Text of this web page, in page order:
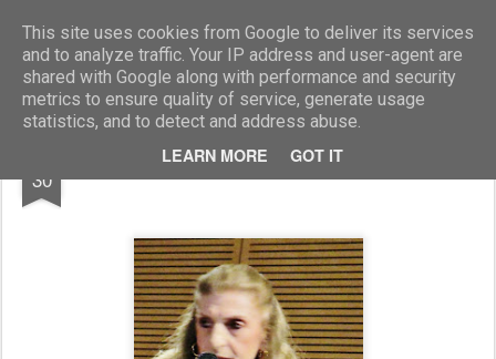
This site uses cookies from Google to deliver its services
and to analyze traffic. Your IP address and user-agent are
shared with Google along with performance and security
metrics to ensure quality of service, generate usage
statistics, and to detect and address abuse.
LEARN MORE GOT IT
Marcellino Radogna - Fotonotizie per la stampa
30 Nicoletta Colombo